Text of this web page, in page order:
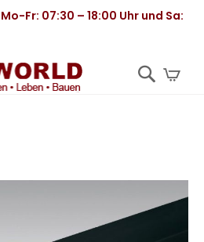
Mo-Fr: 07:30 – 18:00 Uhr und Sa: